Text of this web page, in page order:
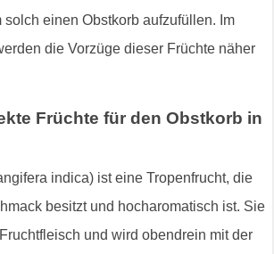
solch einen Obstkorb aufzufüllen. Im
die Vorzüge dieser Früchte näher
Früchte für den Obstkorb in
indica) ist eine Tropenfrucht, die
besitzt und hocharomatisch ist. Sie
und wird obendrein mit der